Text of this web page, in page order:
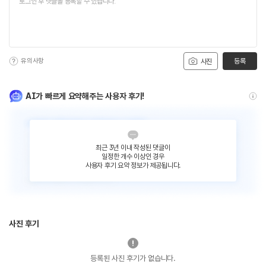
사진
유의사항 등록
AI가 빠르게 요약해주는 사용자 후기!
최근 3년 이내 작성된 댓글이
일정한 개수 이상인 경우
사용자 후기 요약 정보가 제공됩니다.
사진 후기
등록된 사진 후기가 없습니다.